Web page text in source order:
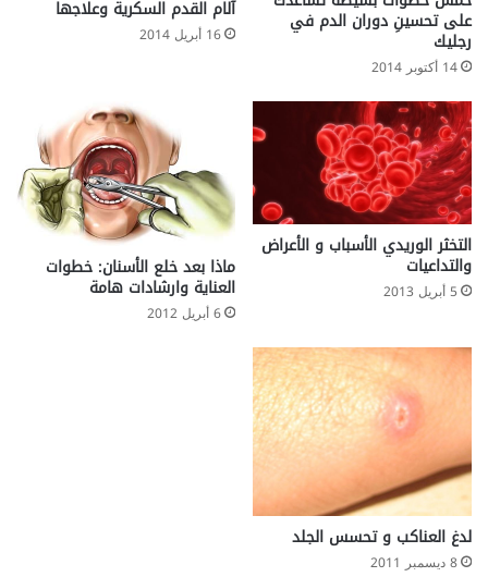
ع
ل
ى
ب
د
ن
ك
؟
أ
ض
ر
ا
ر
ا
ك
و
ل
ت
ر
و
ل
على تحسينِ دوران الدم في
رجليك
14 أكتوبر 2014
آلام القدم السكرية وعلاجها
16 أبريل 2014
التخثر الوريدي الأسباب و الأعراض
والتداعيات
5 أبريل 2013
ماذا بعد خلع الأسنان: خطوات
العناية وارشادات هامة
6 أبريل 2012
لدغ العناكب و تحسس الجلد
8 ديسمبر 2011